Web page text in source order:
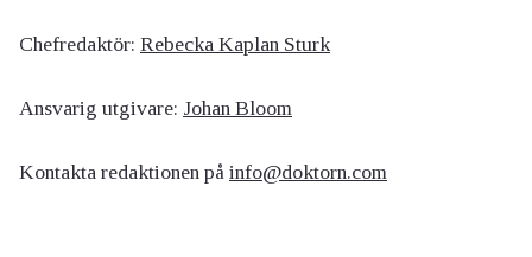
Chefredaktör: Rebecka Kaplan Sturk
Ansvarig utgivare: Johan Bloom
Kontakta redaktionen på info@doktorn.com